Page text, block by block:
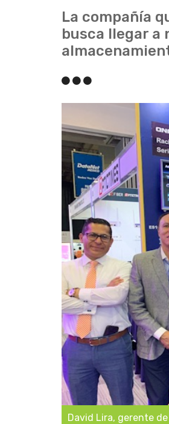
La compañía
busca llegar a
David Lira, gerente